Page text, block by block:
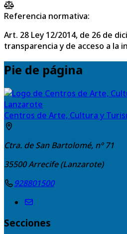
Referencia normativa:
Art. 28 Ley 12/2014, de 26 de
transparencia y de acceso a la
Pie de página
Centros de Arte, Cultura y
Ctra. de San Bartolomé, nº 71
35500Arrecife (Lanzarote)
928801500
Secciones